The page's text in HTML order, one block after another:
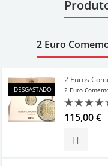
2 Euro
DESGASTADO
Avaliação
0
de
115,00€